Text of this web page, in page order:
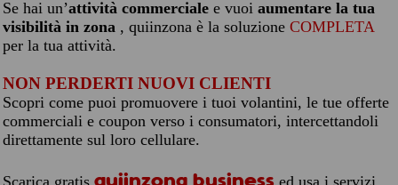
Se hai un’attività commerciale e vuoi aumentare la tua
visibilità in zona , quiinzona è la soluzione COMPLETA
per la tua attività.
NON PERDERTI NUOVI CLIENTI
Scopri come puoi promuovere i tuoi volantini, le tue offerte
commerciali e coupon verso i consumatori, intercettandoli
direttamente sul loro cellulare.
Scarica gratis
ed usa i servizi